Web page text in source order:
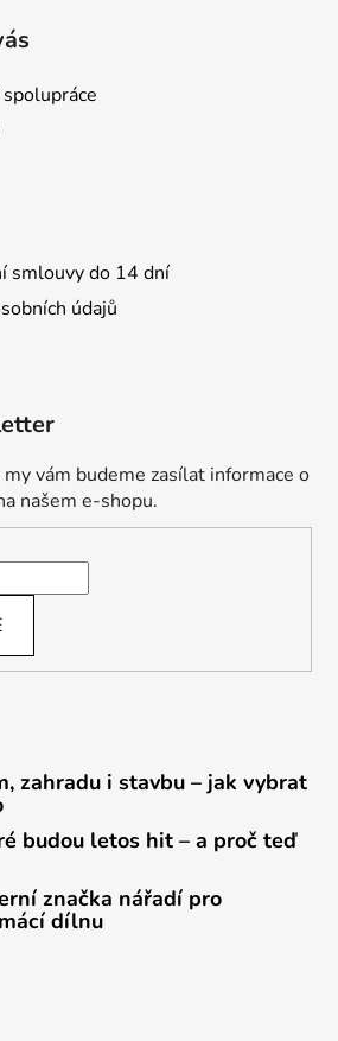
smlouvy do 14 dní
údajů
vám budeme zasílat informace o
našem e-shopu.
zahradu i stavbu – jak vybrat
budou letos hit – a proč teď
značka nářadí pro
dílnu